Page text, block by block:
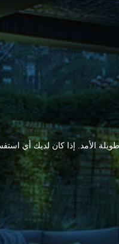
الأمد. إذا كان لديك أي